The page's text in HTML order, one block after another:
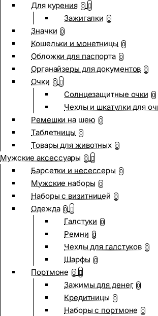
Для курения 0
Зажигалки 0
Значки 0
Кошельки и монетницы 0
Обложки для паспорта 0
Органайзеры для документов 0
Очки 0
Солнцезащитные очки 0
Чехлы и шкатулки для
Ремешки на шею 0
Таблетницы 0
Товары для животных 0
Мужские аксессуары 0
Барсетки и несессеры 0
Мужские наборы 0
Наборы с визитницей 0
Одежда 0
Галстуки 0
Ремни 0
Чехлы для галстуков 0
Шарфы 0
Портмоне 0
Зажимы для денег 0
Кредитницы 0
Наборы с портмоне 0